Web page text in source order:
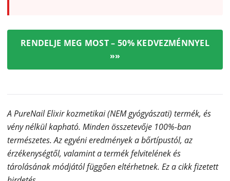
RENDELJE MEG MOST – 50% KEDVEZMÉNNYEL
»»
A PureNail Elixir kozmetikai (NEM gyógyászati) termék, és
vény nélkül kapható. Minden összetevője 100%-ban
természetes. Az egyéni eredmények a bőrtípustól, az
érzékenységtől, valamint a termék felvitelének és
tárolásának módjától függően eltérhetnek. Ez a cikk fizetett